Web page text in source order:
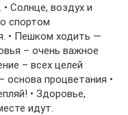
Солнце, воздух и
спортом
• Пешком ходить —
– очень важное
– всех целей
основа процветания •
• Здоровье,
идут.